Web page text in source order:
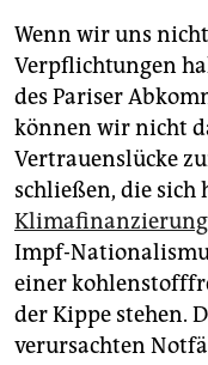
Wenn wir uns
Verpflichtungen
des Pariser
können wir nicht
Vertrauenslücke
schließen, die
Klimafinanzierung
Impf-
einer
der Kippe stehen.
verursachten